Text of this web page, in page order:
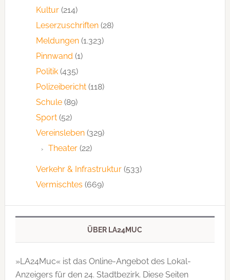
Kultur(214)
Leserzuschriften(28)
Meldungen(1.323)
Pinnwand (1)
Politik(435)
Polizeibericht(118)
Schule(89)
Sport(52)
Vereinsleben(329)
Theater(22)
Verkehr & Infrastruktur(533)
Vermischtes (669)
ÜBER LA24MUC
»LA24Muc« ist das Online-Angebot des Lokal-
Anzeigers für den 24. Stadtbezirk. Diese Seiten